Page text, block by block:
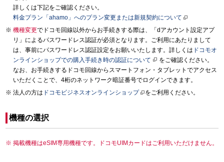
詳しくは下記をご確認ください。
料金プラン「ahamo」へのプラン変更または新規契約について
機種変更でドコモ回線以外からお手続きする際は、「dアカウント設定アプ
リ」によるパスワードレス認証が必須となります。ご利用にあたりまして
は、事前にパスワードレス認証設定をお願いいたします。詳しくは ドコモオ
ンラインショップでの購入手続き時の認証について
をご確認ください。
なお、お手続きするドコモ回線からスマートフォン・タブレットでアクセス
いただくことで、4桁のネットワーク暗証番号でログインできます。
法人の方は ドコモビジネスオンラインショップ をご利用ください。
機種の選択
掲載機種はeSIM専用機種です。ドコモUIMカードはご利用いただけません。